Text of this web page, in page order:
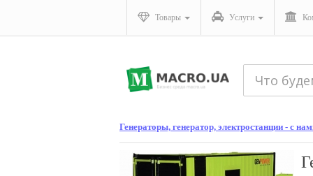
Товары Услуги
Генераторы, генератор, электростанции - с